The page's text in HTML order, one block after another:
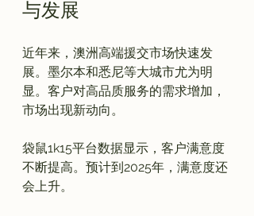
与发展
近年来，澳洲高端援交市场快速发
展。墨尔本和悉尼等大城市尤为明
显。客户对高品质服务的需求增加，
市场出现新动向。
袋鼠1k15平台数据显示，客户满意度
不断提高。预计到2025年，满意度还
会上升。